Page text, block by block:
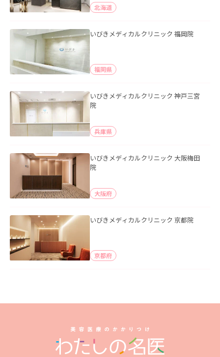
北海道
いびきメディカルクリニック 福岡院
福岡県
いびきメディカルクリニック 神戸三宮
院
兵庫県
いびきメディカルクリニック 大阪梅田
院
大阪府
いびきメディカルクリニック 京都院
京都府